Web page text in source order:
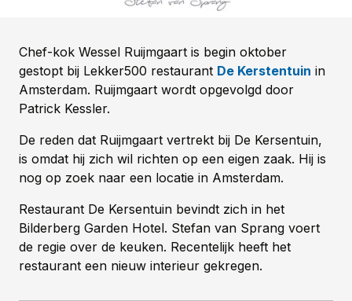
Chef-kok Wessel Ruijmgaart is begin oktober
gestopt bij Lekker500 restaurant De Kerstentuin in
Amsterdam. Ruijmgaart wordt opgevolgd door
Patrick Kessler.
De reden dat Ruijmgaart vertrekt bij De Kersentuin,
is omdat hij zich wil richten op een eigen zaak. Hij is
nog op zoek naar een locatie in Amsterdam.
Restaurant De Kersentuin bevindt zich in het
Bilderberg Garden Hotel. Stefan van Sprang voert
de regie over de keuken. Recentelijk heeft het
restaurant een nieuw interieur gekregen.